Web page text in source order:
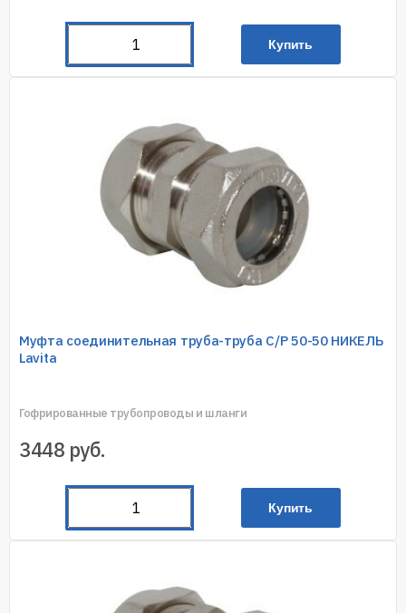
Купить
Муфта соединительная труба-труба C/P 50-50 НИКЕЛЬ
Lavita
Гофрированные трубопроводы и шланги
3448 руб.
Купить